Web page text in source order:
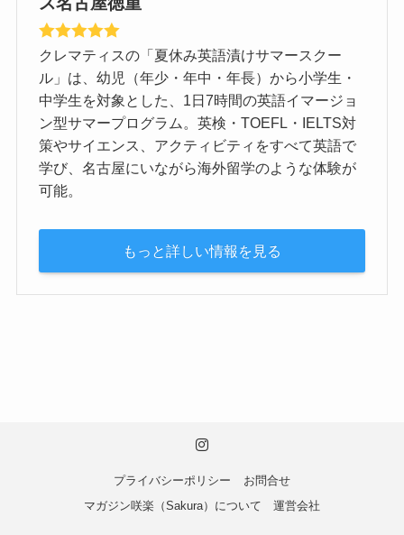
クレマティスの「夏休み英語漬けサマースクー
ル」は、幼児（年少・年中・年長）から小学生・
中学生を対象とした、1日7時間の英語イマージョ
ン型サマープログラム。英検・TOEFL・IELTS対
策やサイエンス、アクティビティをすべて英語で
学び、名古屋にいながら海外留学のような体験が
可能。
もっと詳しい情報を見る
プライバシーポリシー
お問合せ
マガジン咲楽（Sakura）について
運営会社